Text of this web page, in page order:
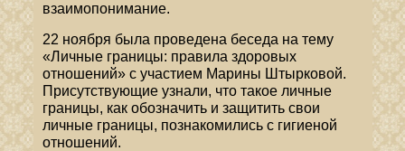
взаимопонимание.
22 ноября была проведена беседа на тему
«Личные границы: правила здоровых
отношений» с участием Марины Штырковой.
Присутствующие узнали, что такое личные
границы, как обозначить и защитить свои
личные границы, познакомились с гигиеной
отношений.